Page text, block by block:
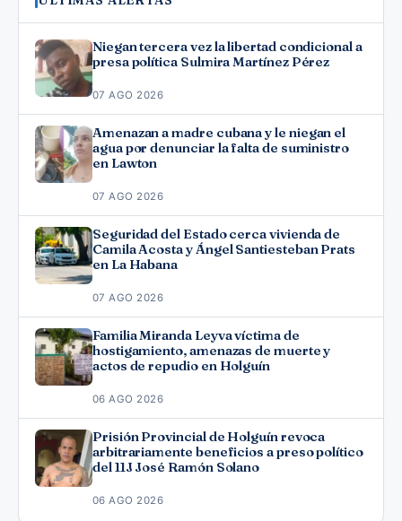
Niegan tercera vez la libertad condicional a
presa política Sulmira Martínez Pérez
07 AGO 2026
Amenazan a madre cubana y le niegan el
agua por denunciar la falta de suministro
en Lawton
07 AGO 2026
Seguridad del Estado cerca vivienda de
Camila Acosta y Ángel Santiesteban Prats
en La Habana
07 AGO 2026
Familia Miranda Leyva víctima de
hostigamiento, amenazas de muerte y
actos de repudio en Holguín
06 AGO 2026
Prisión Provincial de Holguín revoca
arbitrariamente beneficios a preso político
del 11J José Ramón Solano
06 AGO 2026